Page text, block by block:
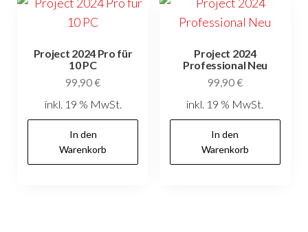
Project 2024 Pro für
10 PC
99,90€
inkl. 19 % MwSt.
In den
Warenkorb
Project 2024
Professional Neu
99,90€
inkl. 19 % MwSt.
In den
Warenkorb